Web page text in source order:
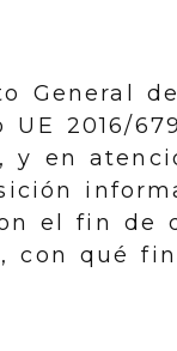
General
UE 2016/
y en
el fin de
con qué